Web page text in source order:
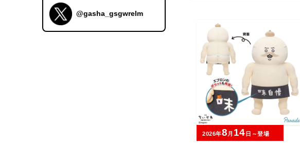
2026年8 月 14 日～登場
@gasha_gsgwrelm